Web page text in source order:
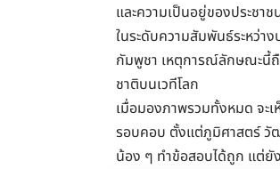
และความเป็นอยู่ของประชา
ในระดับความสัมพันธ์ระหว่
กัมพูชา เหตุการณ์ลักษณะนี้
ชาติบนเวทีโลก
เมื่อมองภาพรวมทั้งหมด จะเ
รอบคอบ ตั้งแต่ภูมิศาสตร์ วัฒ
น้อง ๆ ทำข้อสอบได้ถูก แต่ยั